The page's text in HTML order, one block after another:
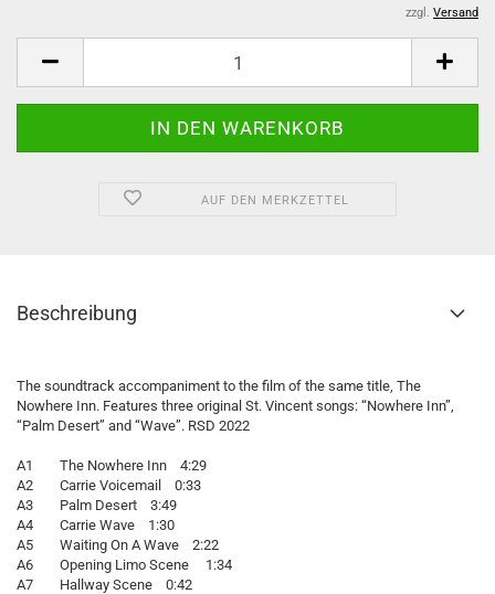
zzgl. Versand
AUF DEN MERKZETTEL
Beschreibung
The soundtrack accompaniment to the film of the same title, The
Nowhere Inn. Features three original St. Vincent songs: “Nowhere Inn”,
“Palm Desert” and “Wave”. RSD 2022
A1 The Nowhere Inn 4:29
A2 Carrie Voicemail 0:33
A3 Palm Desert 3:49
A4 Carrie Wave 1:30
A5 Waiting On A Wave 2:22
A6 Opening Limo Scene 1:34
A7 Hallway Scene 0:42